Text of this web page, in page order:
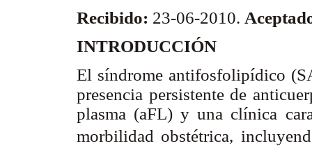
Recibido: 23-06-2010.
INTRODUCCIÓN
El síndrome antifosfolipídico
presencia persistente de
plasma (aFL) y una clínica
morbilidad obstétrica,